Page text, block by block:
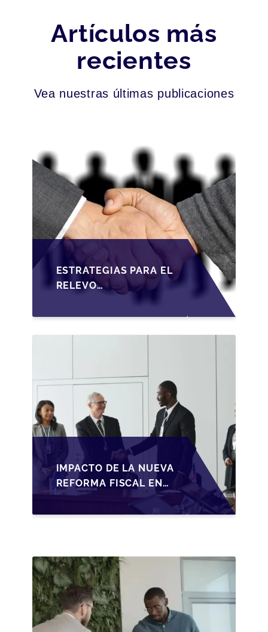
Artículos más
recientes
Vea nuestras últimas publicaciones
ESTRATEGIAS PARA EL
RELEVO
GENERACIONAL EN
PYMES ESPAÑOLAS
IMPACTO DE LA NUEVA
REFORMA FISCAL EN
LA TRANSMISIÓN DE
PYMES EN ESPAÑA